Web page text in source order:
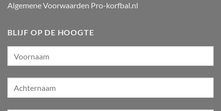
Algemene Voorwaarden Pro-korfbal.nl
BLIJF OP DE HOOGTE